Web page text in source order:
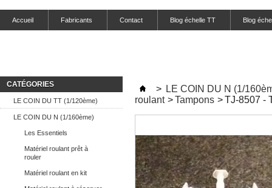
Accueil Fabricants Contact Blog échelle TT Blog
CATÉGORIES
LE COIN DU TT (1/120ème)
LE COIN DU N (1/160ème)
Les Essentiels
Matériel roulant prêt à
rouler
Matériel roulant en kit
> LE COIN DU N (1/
roulant >Tampons >TJ-8507 -